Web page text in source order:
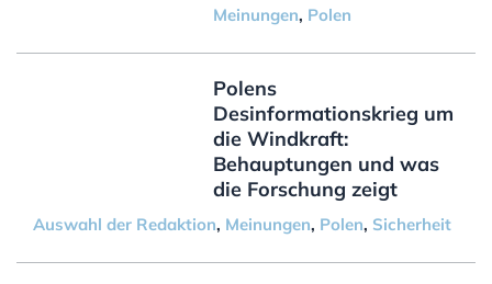
Meinungen, Polen
Polens
Desinformationskrieg um
die Windkraft:
Behauptungen und was
die Forschung zeigt
Auswahl der Redaktion, Meinungen, Polen, Sicherheit